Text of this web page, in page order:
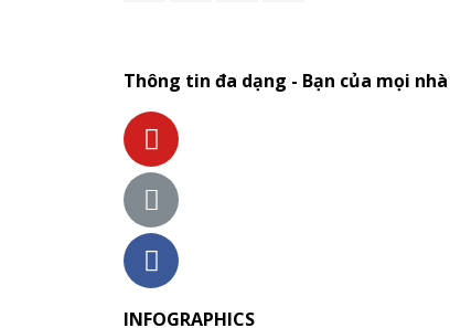
Thông tin đa dạng - Bạn của mọi nhà
INFOGRAPHICS